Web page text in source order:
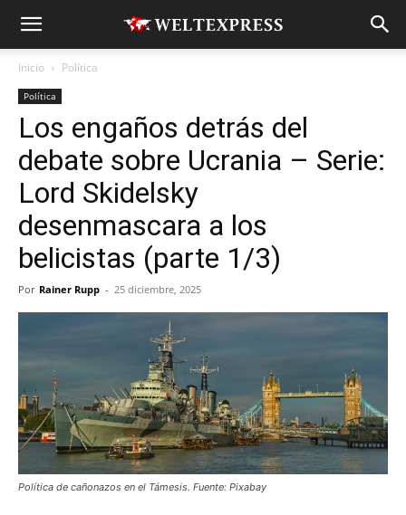
Inicio Política
Política
Los engaños detrás del
debate sobre Ucrania – Serie:
Lord Skidelsky
desenmascara a los
belicistas (parte 1/3)
Por Rainer Rupp - 25 diciembre, 2025
Política de cañonazos en el Támesis. Fuente: Pixabay